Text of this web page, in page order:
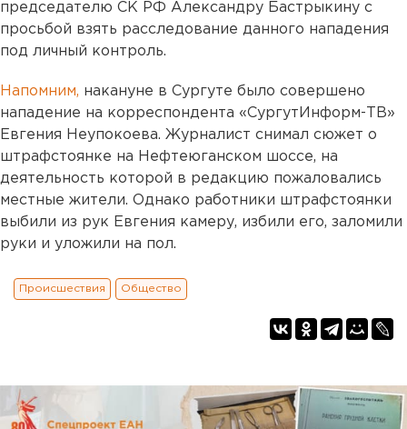
председателю СК РФ Александру Бастрыкину с
просьбой взять расследование данного нападения
под личный контроль.
Напомним, накануне в Сургуте было совершено
нападение на корреспондента «СургутИнформ-ТВ»
Евгения Неупокоева. Журналист снимал сюжет о
штрафстоянке на Нефтеюганском шоссе, на
деятельность которой в редакцию пожаловались
местные жители. Однако работники штрафстоянки
выбили из рук Евгения камеру, избили его, заломили
руки и уложили на пол.
Происшествия Общество